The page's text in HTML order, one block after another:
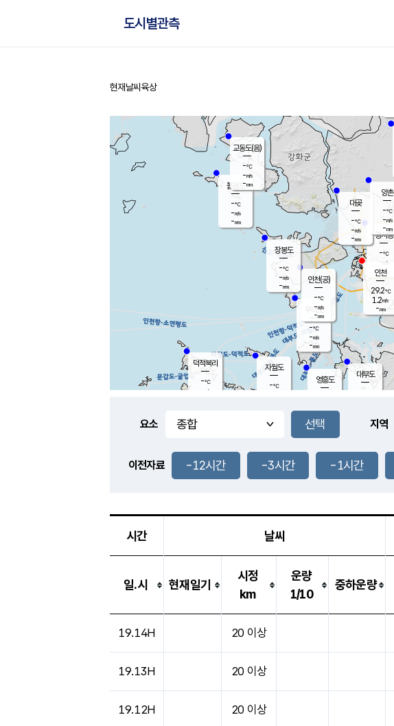
도시별관측
홈
현재날씨 육상
풍도
-m/s
무의도
-℃
-m/s
-mm
영흥도
볼음도
-℃
-m/s
-mm
자월도
-℃
장봉도
-℃
-m/s
-mm
대부도
-
경서동
-℃
- m/s
-mm
대곶
-℃
-m/s
-mm
양촌
-℃
-m/s
-mm
덕적북리
-℃
m/s
인천(공)
-℃
-m/s
-mm
교동도(음)
-℃
-m/s
-mm
인천
29.2℃
1.2m/s
-mm
요소 지역
이전자료 -12시간 -3시간 -1시간
시간 날씨
일.시 현재일기
시정
km
운량
1/10
중하운량
19.14H 20 이상
19.13H 20 이상
19.12H 20 이상